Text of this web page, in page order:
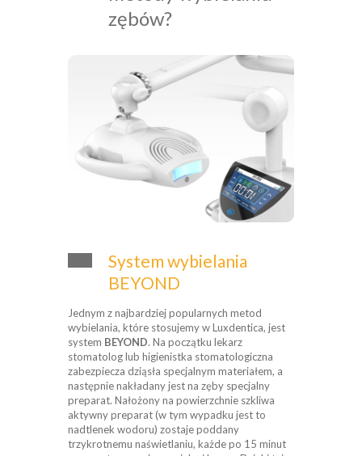
zębów?
System wybielania
BEYOND
Jednym z najbardziej popularnych metod
wybielania, które stosujemy w Luxdentica, jest
system BEYOND. Na początku lekarz
stomatolog lub higienistka stomatologiczna
zabezpiecza dziąsła specjalnym materiałem, a
następnie nakładany jest na zęby specjalny
preparat. Nałożony na powierzchnie szkliwa
aktywny preparat (w tym wypadku jest to
nadtlenek wodoru) zostaje poddany
trzykrotnemu naświetlaniu, każde po 15 minut